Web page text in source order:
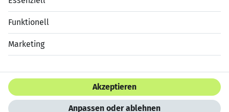
Datenschutzerklärung